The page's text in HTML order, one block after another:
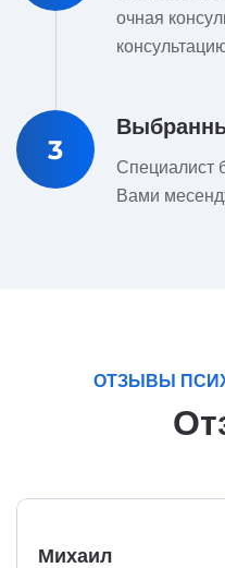
очная
3
Специалист
Вами
ОТЗЫВЫ
Михаил